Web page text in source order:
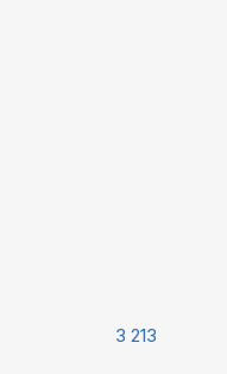
3 213